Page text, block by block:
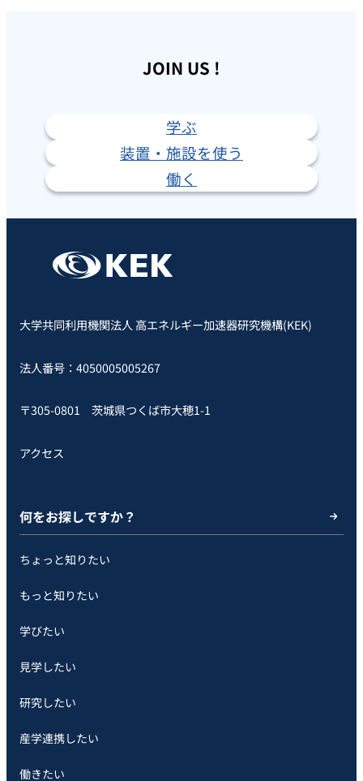
JOIN US !
学ぶ
装置・施設を使う
働く
大学共同利用機関法人 高エネルギー加速器研究機構(KEK)
法人番号：4050005005267
〒305-0801 茨城県つくば市大穂1-1
アクセス
何をお探しですか？
ちょっと知りたい
もっと知りたい
学びたい
見学したい
研究したい
産学連携したい
働きたい